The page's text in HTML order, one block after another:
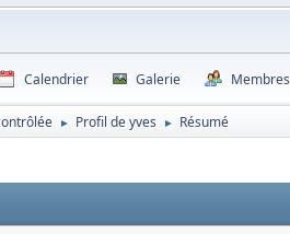
Calendrier Galerie Membres
► Profil de yves ► Résumé